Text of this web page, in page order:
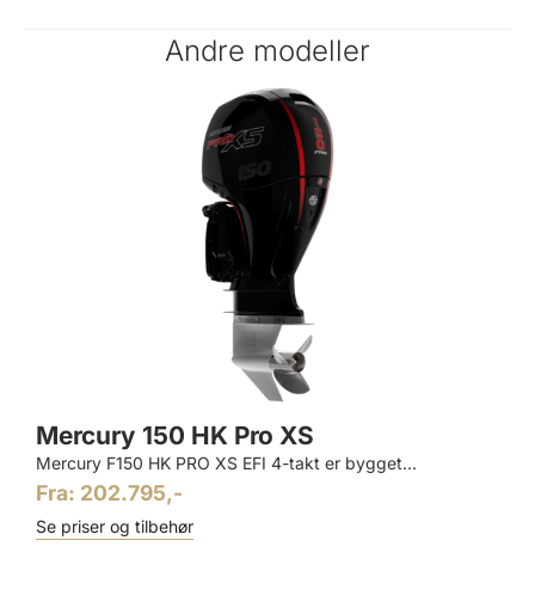
Andre modeller
Mercury 150 HK Pro XS
Mercury F150 HK PRO XS EFI 4-takt er bygget...
Fra: 202.795,-
Se priser og tilbehør